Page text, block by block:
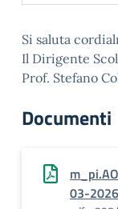
Si saluta
Il Dirigente
Prof. Stefano
Documenti
03-